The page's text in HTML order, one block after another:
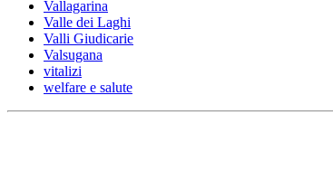
Vallagarina
Valle dei Laghi
Valli Giudicarie
Valsugana
vitalizi
welfare e salute